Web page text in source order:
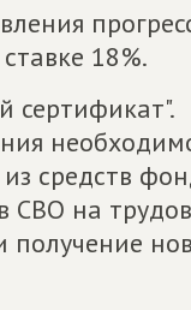
18%.
сертификат".
средств
СВО на